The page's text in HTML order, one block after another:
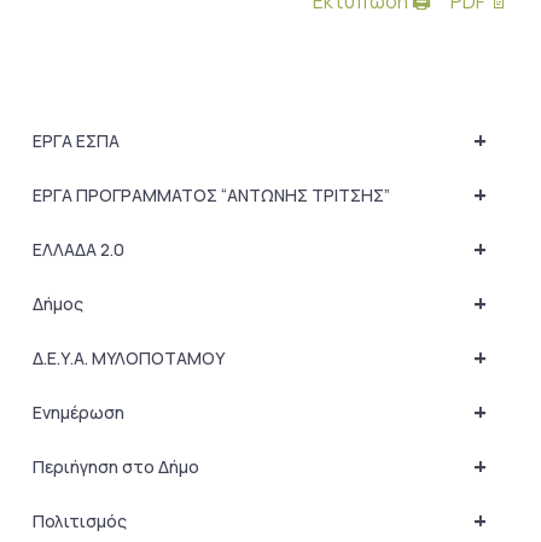
+
ΕΡΓΑ ΕΣΠΑ
+
ΕΡΓΑ ΠΡΟΓΡΑΜΜΑΤΟΣ “ΑΝΤΩΝΗΣ ΤΡΙΤΣΗΣ”
+
ΕΛΛΑΔΑ 2.0
+
Δήμος
+
Δ.Ε.Υ.Α. ΜΥΛΟΠΟΤΑΜΟΥ
+
Ενημέρωση
+
Περιήγηση στο Δήμο
+
Πολιτισμός